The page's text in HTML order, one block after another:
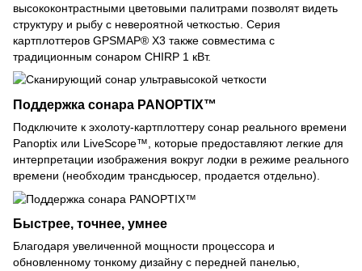
высококонтрастными цветовыми палитрами позволят видеть
структуру и рыбу с невероятной четкостью. Серия
картплоттеров GPSMAP® X3 также совместима с
традиционным сонаром CHIRP 1 кВт.
Поддержка сонара PANOPTIX™
Подключите к эхолоту-картплоттеру сонар реального времени
Panoptix или LiveScope™, которые предоставляют легкие для
интерпретации изображения вокруг лодки в режиме реального
времени (необходим трансдьюсер, продается отдельно).
Быстрее, точнее, умнее
Благодаря увеличенной мощности процессора и
обновленному тонкому дизайну с передней панелью,